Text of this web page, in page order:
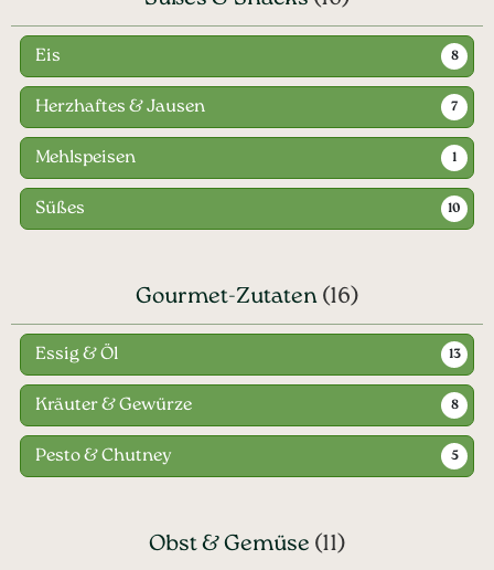
Eis 8
Herzhaftes & Jausen 7
Mehlspeisen 1
Süßes 10
Gourmet-Zutaten (16)
Essig & Öl 13
Kräuter & Gewürze 8
Pesto & Chutney 5
Obst & Gemüse (11)